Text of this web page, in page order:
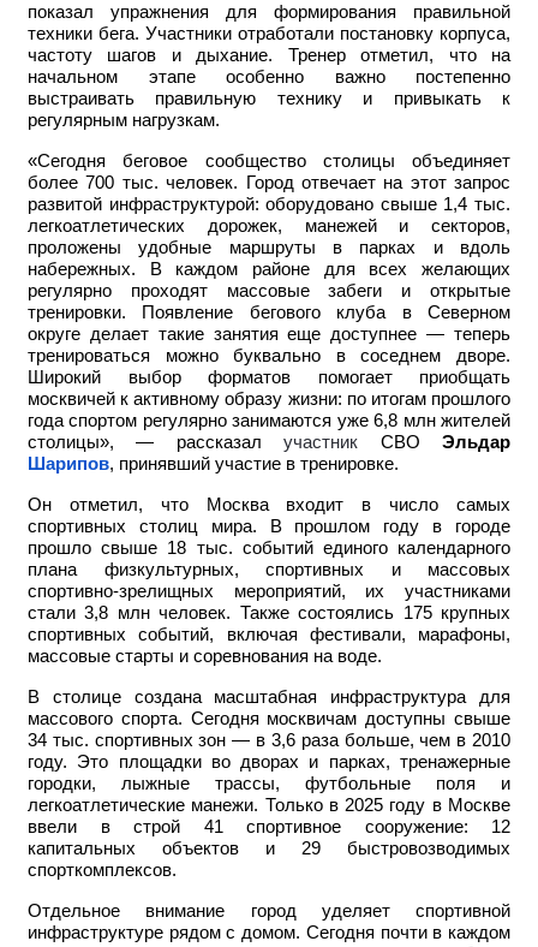
показал упражнения для формирования правильной
техники бега. Участники отработали постановку корпуса,
частоту шагов и дыхание. Тренер отметил, что на
начальном этапе особенно важно постепенно
выстраивать правильную технику и привыкать к
регулярным нагрузкам.
«Сегодня беговое сообщество столицы объединяет
более 700 тыс. человек. Город отвечает на этот запрос
развитой инфраструктурой: оборудовано свыше 1,4 тыс.
легкоатлетических дорожек, манежей и секторов,
проложены удобные маршруты в парках и вдоль
набережных. В каждом районе для всех желающих
регулярно проходят массовые забеги и открытые
тренировки. Появление бегового клуба в Северном
округе делает такие занятия еще доступнее — теперь
тренироваться можно буквально в соседнем дворе.
Широкий выбор форматов помогает приобщать
москвичей к активному образу жизни: по итогам прошлого
года спортом регулярно занимаются уже 6,8 млн жителей
столицы», — рассказалучастник СВОЭльдар
Шарипов, принявший участие в тренировке.
Он отметил, что Москва входит в число самых
спортивных столиц мира. В прошлом году в городе
прошло свыше 18 тыс. событий единого календарного
плана физкультурных, спортивных и массовых
спортивно-зрелищных мероприятий, их участниками
стали 3,8 млн человек. Также состоялись 175 крупных
спортивных событий, включая фестивали, марафоны,
массовые старты и соревнования на воде.
В столице создана масштабная инфраструктура для
массового спорта. Сегодня москвичам доступны свыше
34 тыс. спортивных зон — в 3,6 раза больше, чем в 2010
году. Это площадки во дворах и парках, тренажерные
городки, лыжные трассы, футбольные поля и
легкоатлетические манежи. Только в 2025 году в Москве
ввели в строй 41 спортивное сооружение: 12
капитальных объектов и 29 быстровозводимых
спорткомплексов.
Отдельное внимание город уделяет спортивной
инфраструктуре рядом с домом. Сегодня почти в каждом